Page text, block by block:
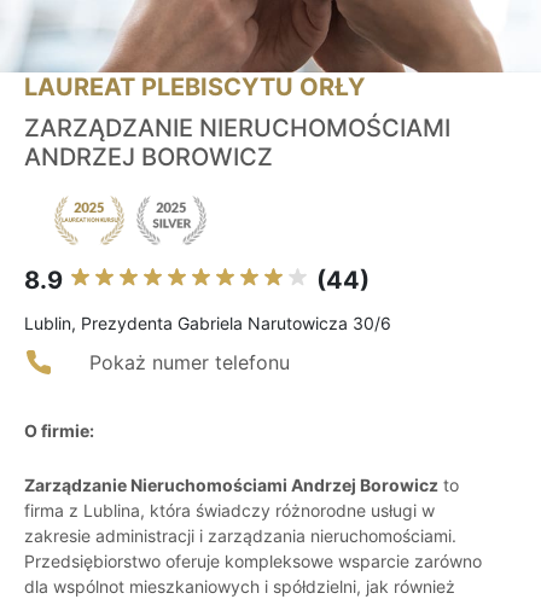
LAUREAT PLEBISCYTU ORŁY
ZARZĄDZANIE NIERUCHOMOŚCIAMI
ANDRZEJ BOROWICZ
8.9 (44)
Lublin, Prezydenta Gabriela Narutowicza 30/6
Pokaż numer telefonu
O firmie:
Zarządzanie Nieruchomościami Andrzej Borowicz to
firma z Lublina, która świadczy różnorodne usługi w
zakresie administracji i zarządzania nieruchomościami.
Przedsiębiorstwo oferuje kompleksowe wsparcie zarówno
dla wspólnot mieszkaniowych i spółdzielni, jak również